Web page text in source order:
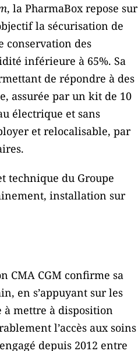
, la PharmaBox repose sur
la sécurisation de
conservation des
inférieure à 65%. Sa
de répondre à des
assurée par un kit de 10
électrique et sans
et relocalisable, par
technique du Groupe
installation sur
CMA CGM confirme sa
en s’appuyant sur les
à mettre à disposition
l’accès aux soins
depuis 2012 entre